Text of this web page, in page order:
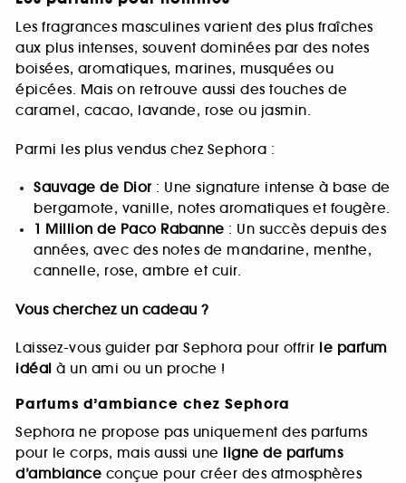
Les fragrances masculines varient des plus fraîches
aux plus intenses, souvent dominées par des notes
boisées, aromatiques, marines, musquées ou
épicées. Mais on retrouve aussi des touches de
caramel, cacao, lavande, rose ou jasmin.
Parmi les plus vendus chez Sephora :
Sauvage de Dior: Une signature intense à base de
bergamote, vanille, notes aromatiques et fougère.
1 Million de Paco Rabanne : Un succès depuis des
années, avec des notes de mandarine, menthe,
cannelle, rose, ambre et cuir.
Vous cherchez un cadeau ?
Laissez-vous guider par Sephora pour offrir le parfum
idéal à un ami ou un proche !
Parfums d’ambiance chez Sephora
Sephora ne propose pas uniquement des parfums
pour le corps, mais aussi une ligne de parfums
d’ambiance conçue pour créer des atmosphères